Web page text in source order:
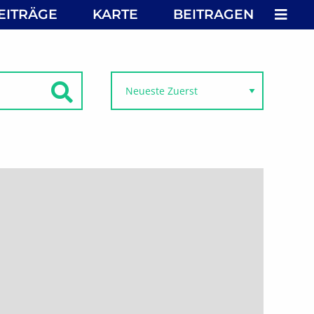
KARTE BEITRAGEN
SUCHEN